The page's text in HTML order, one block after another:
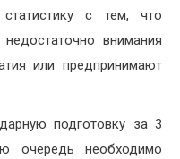
с тем, что
внимания
или предпринимают
подготовку за 3
очередь необходимо